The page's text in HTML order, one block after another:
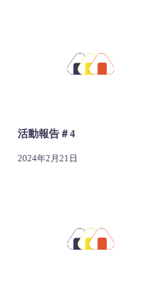
活動報告＃4
2024年2月21日